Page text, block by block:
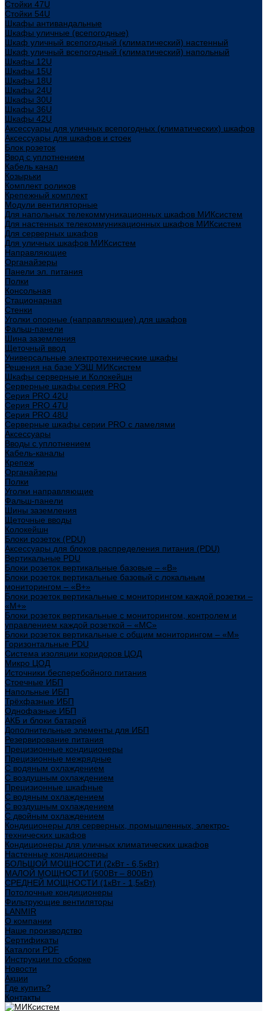
Стойки 47U
Стойки 54U
Шкафы антивандальные
Шкафы уличные (всепогодные)
Шкаф уличный всепогодный (климатический) настенный
Шкаф уличный всепогодный (климатический) напольный
Шкафы 12U
Шкафы 15U
Шкафы 18U
Шкафы 24U
Шкафы 30U
Шкафы 36U
Шкафы 42U
Аксессуары для уличных всепогодных (климатических) шкафов
Аксессуары для шкафов и стоек
Блок розеток
Ввод с уплотнением
Кабель канал
Козырьки
Комплект роликов
Крепежный комплект
Модули вентиляторные
Для напольных телекоммуникационных шкафов МИКсистем
Для настенных телекоммуникационных шкафов МИКсистем
Для серверных шкафов
Для уличных шкафов МИКсистем
Направляющие
Органайзеры
Панели эл. питания
Полки
Консольная
Стационарная
Стенки
Уголки опорные (направляющие) для шкафов
Фальш-панели
Шина заземления
Щеточный ввод
Универсальные электротехнические шкафы
Решения на базе УЭШ МИКсистем
Шкафы серверные и Колокейшн
Серверные шкафы серия PRO
Серия PRO 42U
Серия PRO 47U
Серия PRO 48U
Серверные шкафы серии PRO с ламелями
Аксессуары
Вводы с уплотнением
Кабель-каналы
Крепеж
Органайзеры
Полки
Уголки направляющие
Фальш-панели
Шины заземления
Щеточные вводы
Колокейшн
Блоки розеток (PDU)
Аксессуары для блоков распределения питания (PDU)
Вертикальные PDU
Блоки розеток вертикальные базовые – «В»
Блоки розеток вертикальные базовый с локальным
мониторингом – «В+»
Блоки розеток вертикальные с мониторингом каждой розетки –
«М+»
Блоки розеток вертикальные с мониторингом, контролем и
управлением каждой розеткой – «МС»
Блоки розеток вертикальные с общим мониторингом – «М»
Горизонтальные PDU
Система изоляции коридоров ЦОД
Микро ЦОД
Источники бесперебойного питания
Стоечные ИБП
Напольные ИБП
Трёхфазные ИБП
Однофазные ИБП
АКБ и блоки батарей
Дополнительные элементы для ИБП
Резервирование питания
Прецизионные кондиционеры
Прецизионные межрядные
С водяным охлаждением
С воздушным охлаждением
Прецизионные шкафные
С водяным охлаждением
С воздушным охлаждением
С двойным охлаждением
Кондиционеры для серверных, промышленных, электро-
технических шкафов
Кондиционеры для уличных климатических шкафов
Настенные кондиционеры
БОЛЬШОЙ МОЩНОСТИ (2кВт - 6,5кВт)
МАЛОЙ МОЩНОСТИ (500Вт – 800Вт)
СРЕДНЕЙ МОЩНОСТИ (1кВт - 1,5кВт)
Потолочные кондиционеры
Фильтрующие вентиляторы
LANMIR
О компании
Наше производство
Сертификаты
Каталоги PDF
Инструкции по сборке
Новости
Акции
Где купить?
Контакты